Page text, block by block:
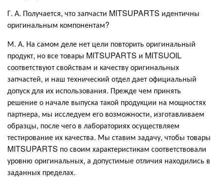
Г. А. Получается, что запчасти MITSUPARTS идентичны
оригинальным компонентам?
М. А. На самом деле нет цели повторить оригинальный
продукт, но все товары MITSUPARTS и MITSUOIL
соответствуют свойствам и качеству оригинальных
запчастей, и наш технический отдел дает официальный
допуск для их использования. Прежде чем принять
решение о начале выпуска такой продукции на мощностях
партнера, мы исследуем его возможности, изготавливаем
образцы, после чего в лабораториях осуществляем
тестирование их качества. Мы ставим задачу, чтобы товары
MITSUPARTS по своим характеристикам соответствовали
уровню оригинальных, а допустимые отличия находились в
заданных пределах.